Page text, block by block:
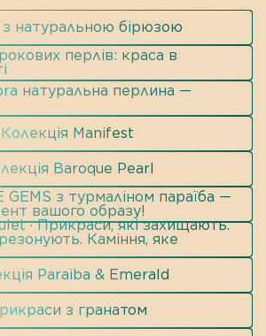
з натуральною бірюзою
перлів: краса в
натуральна перлина —
Колекція Manifest
Baroque Pearl
GEMS з турмаліном параїба —
вашого образу!
· Прикраси, які захищають.
Каміння, яке
Paraiba & Emerald
з гранатом